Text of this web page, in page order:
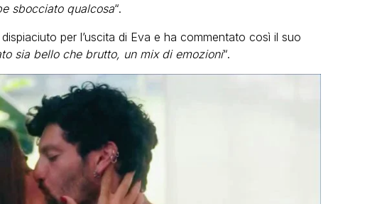
sbocciato qualcosa“.
per l’uscita di Eva e ha commentato così il suo
sia bello che brutto, un mix di emozioni“.